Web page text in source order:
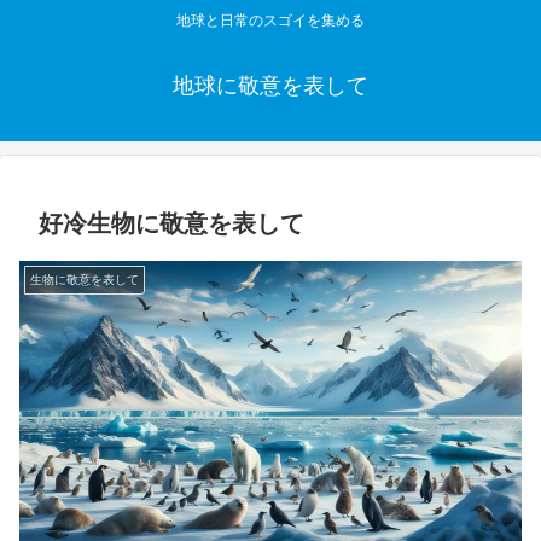
地球と日常のスゴイを集める
地球に敬意を表して
好冷生物に敬意を表して
生物に敬意を表して